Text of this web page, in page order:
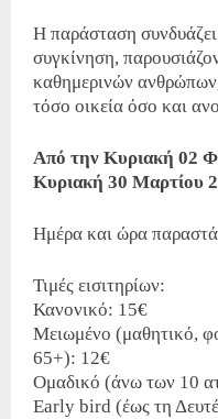
Η παράσταση
συγκίνηση,
καθημερινών
τόσο οικεία όσο και
Από την Κυριακή 02
Κυριακή 30 Μαρτίου
Ημέρα και ώρα
Τιμές εισιτηρίων:
Κανονικό: 15€
Μειωμένο (μαθητικό,
65+): 12€
Ομαδικό (άνω των 10
Early bird (έως τη